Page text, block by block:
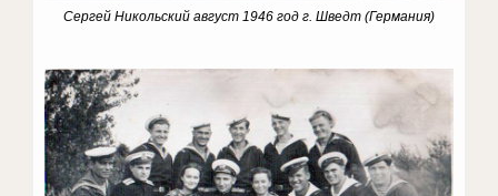
Сергей Никольский август 1946 год г. Шведт (Германия)